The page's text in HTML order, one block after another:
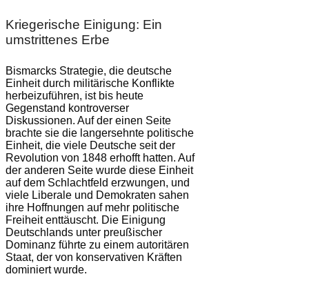
Kriegerische Einigung: Ein
umstrittenes Erbe
Bismarcks Strategie, die deutsche
Einheit durch militärische Konflikte
herbeizuführen, ist bis heute
Gegenstand kontroverser
Diskussionen. Auf der einen Seite
brachte sie die langersehnte politische
Einheit, die viele Deutsche seit der
Revolution von 1848 erhofft hatten. Auf
der anderen Seite wurde diese Einheit
auf dem Schlachtfeld erzwungen, und
viele Liberale und Demokraten sahen
ihre Hoffnungen auf mehr politische
Freiheit enttäuscht. Die Einigung
Deutschlands unter preußischer
Dominanz führte zu einem autoritären
Staat, der von konservativen Kräften
dominiert wurde.